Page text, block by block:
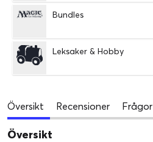
Bundles
Leksaker & Hobby
Översikt Recensioner Frågor
Översikt